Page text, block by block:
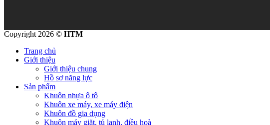
Copyright 2026 © HTM
Trang chủ
Giới thiệu
Giới thiệu chung
Hồ sơ năng lực
Sản phẩm
Khuôn nhựa ô tô
Khuôn xe máy, xe máy điện
Khuôn đồ gia dụng
Khuôn máy giặt, tủ lạnh, điều hoà